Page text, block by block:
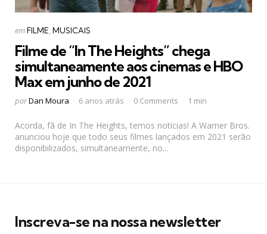
Categorias
Postado
emFILME MUSICAIS
Filme de “In The Heights” chega
simultaneamente aos cinemas e HBO
Max em junho de 2021
Postado
porDan Moura 6 anos atrás 0 Comments 1 min
Acorda, fã de In The Heights, temos notícias! A Warner Bros.
anunciou hoje que todo seus filmes lançados em 2021 serão
disponibilizados, simultaneamente, no...
Inscreva-se na nossa newsletter